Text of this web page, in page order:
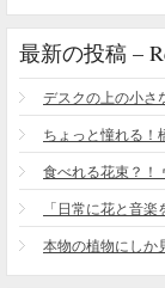
最新の投稿 –
デスクの上の小さ
ちょっと憧れる！
食べれる花束？！